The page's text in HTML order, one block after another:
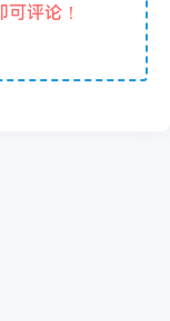
评论！